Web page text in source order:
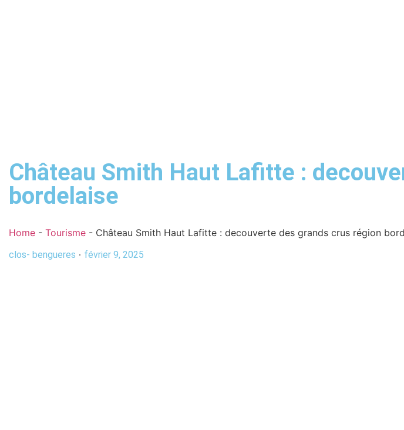
Château Smith Haut Lafitte :
bordelaise
Home - Tourisme - Château Smith Haut Lafitte : decouverte des grands crus région
clos- bengueres février 9, 2025